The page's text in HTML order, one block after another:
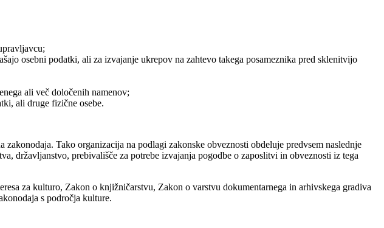
osebni podatki, ali za izvajanje ukrepov na zahtevo takega posameznika pred sklenitvijo
ali več določenih namenov;
ali druge fizične osebe.
Tako organizacija na podlagi zakonske obveznosti obdeluje predvsem naslednje
državljanstvo, prebivališče za potrebe izvajanja pogodbe o zaposlitvi in obveznosti iz tega
za kulturo, Zakon o knjižničarstvu, Zakon o varstvu dokumentarnega in arhivskega gradiva
s področja kulture.